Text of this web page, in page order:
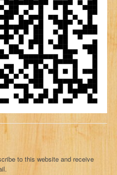
to this website and receive